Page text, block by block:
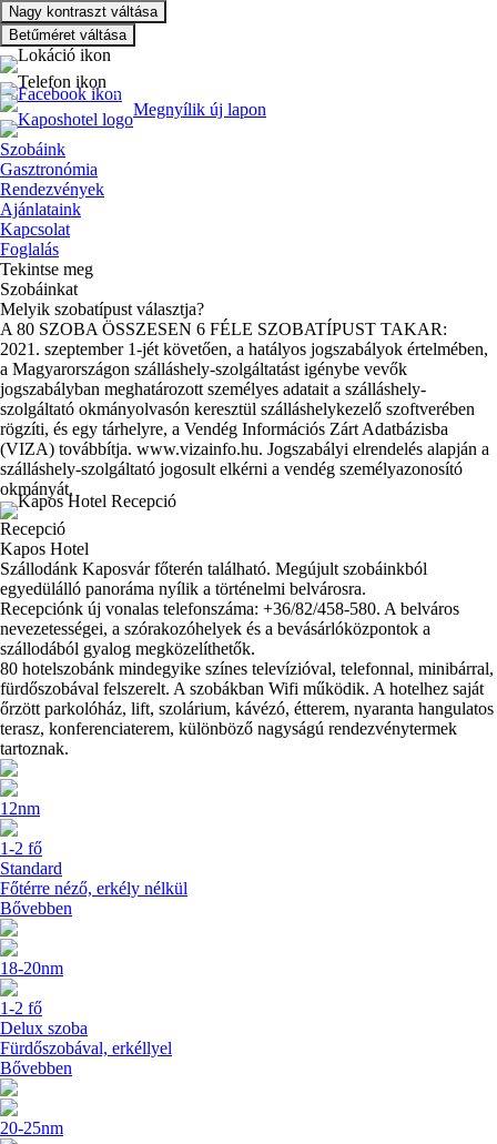
Nagy kontraszt váltása
Betűméret váltása
Ugrás
a
fő
tartalomra
+36-82-458-580
Megnyílik új lapon
Szobáink
Gasztronómia
Rendezvények
Ajánlataink
Kapcsolat
Foglalás
Tekintse meg
Szobáinkat
Melyik szobatípust választja?
A 80 SZOBA ÖSSZESEN 6 FÉLE SZOBATÍPUST TAKAR:
2021. szeptember 1-jét követően, a hatályos jogszabályok értelmében,
a Magyarországon szálláshely-szolgáltatást igénybe vevők
jogszabályban meghatározott személyes adatait a szálláshely-
szolgáltató okmányolvasón keresztül szálláshelykezelő szoftverében
rögzíti, és egy tárhelyre, a Vendég Információs Zárt Adatbázisba
(VIZA) továbbítja. www.vizainfo.hu. Jogszabályi elrendelés alapján a
szálláshely-szolgáltató jogosult elkérni a vendég személyazonosító
okmányát.
Recepció
Kapos Hotel
Szállodánk Kaposvár főterén található. Megújult szobáinkból
egyedülálló panoráma nyílik a történelmi belvárosra.
Recepciónk új vonalas telefonszáma: +36/82/458-580. A belváros
nevezetességei, a szórakozóhelyek és a bevásárlóközpontok a
szállodából gyalog megközelíthetők.
80 hotelszobánk mindegyike színes televízióval, telefonnal, minibárral,
fürdőszobával felszerelt. A szobákban Wifi működik. A hotelhez saját
őrzött parkolóház, lift, szolárium, kávézó, étterem, nyaranta hangulatos
terasz, konferenciaterem, különböző nagyságú rendezvénytermek
tartoznak.
12nm
1-2 fő
Standard
Főtérre néző, erkély nélkül
Bővebben
18-20nm
1-2 fő
Delux szoba
Fürdőszobával, erkéllyel
Bővebben
20-25nm